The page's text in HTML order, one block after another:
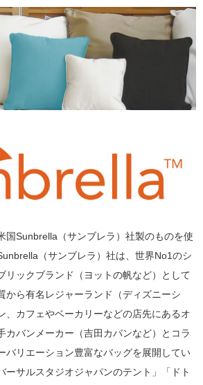
国Sunbrella（サンブレラ）社製のものを使
（サンブレラ）社は、世界No1のシ
リックブランド（ヨットの帆など）として
から有名レジャーランド（ディズニーシ
、カフェやベーカリーなどの店先にあるオ
カバンメーカー（吉田カバンなど）とコラ
バリエーション豊富なバッグを展開してい
ーサルスタジオジャパンのテント」「ドト